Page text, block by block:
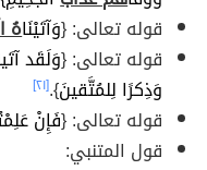
قوله تعالى: {وَآتَيْنَاهُ
قوله تعالى: {وَلَقَد
وَذِكرًا لِلمُتَّقينَ}.[٢١]
قوله تعالى: {فَإِنْ
قول المتنبي: